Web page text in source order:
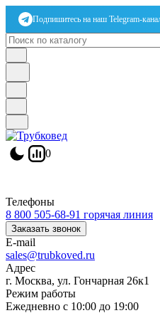
Подпишитесь на наш Telegram-
0
Телефоны
8 800 505-68-91 горячая линия
Заказать звонок
E-mail
sales@trubkoved.ru
Адрес
г. Москва, ул. Гончарная 26к1
Режим работы
Ежедневно с 10:00 до 19:00